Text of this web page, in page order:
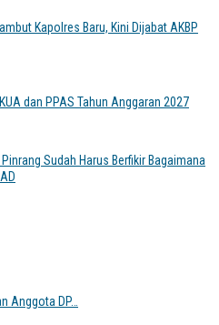
Kapolres Baru, Kini Dijabat AKBP
dan PPAS Tahun Anggaran 2027
Sudah Harus Berfikir Bagaimana
Anggota DP…